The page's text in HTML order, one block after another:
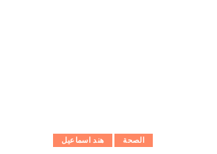
الصحة هند اسماعيل